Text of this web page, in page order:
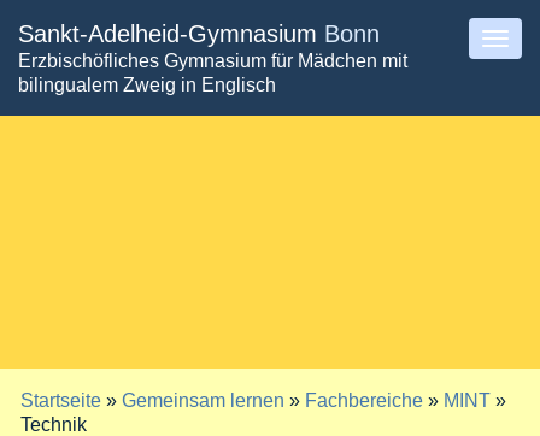
Direkt
zum
Sankt-Adelheid-Gymnasium Bonn
Erzbischöfliches Gymnasium für Mädchen mit
bilingualem Zweig in Englisch
Sie sind hier
Startseite » Gemeinsam lernen » Fachbereiche » MINT »
Technik